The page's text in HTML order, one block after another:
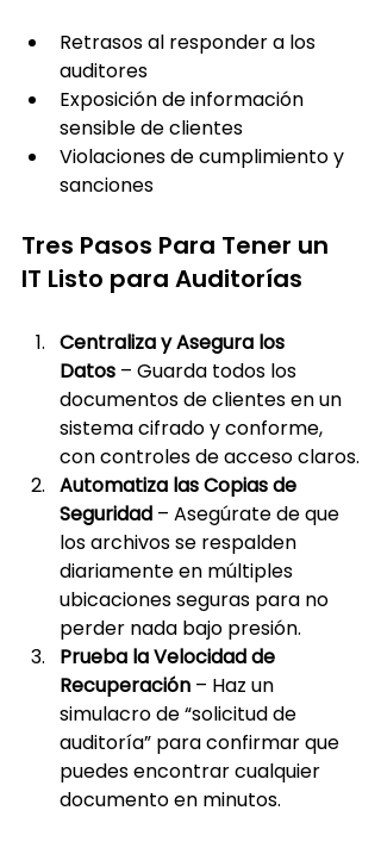
Retrasos al responder a los
auditores
Exposición de información
sensible de clientes
Violaciones de cumplimiento y
sanciones
Tres Pasos Para Tener un
IT Listo para Auditorías
Centraliza y Asegura los
Datos – Guarda todos los
documentos de clientes en un
sistema cifrado y conforme,
con controles de acceso claros.
Automatiza las Copias de
Seguridad – Asegúrate de que
los archivos se respalden
diariamente en múltiples
ubicaciones seguras para no
perder nada bajo presión.
Prueba la Velocidad de
Recuperación – Haz un
simulacro de “solicitud de
auditoría” para confirmar que
puedes encontrar cualquier
documento en minutos.